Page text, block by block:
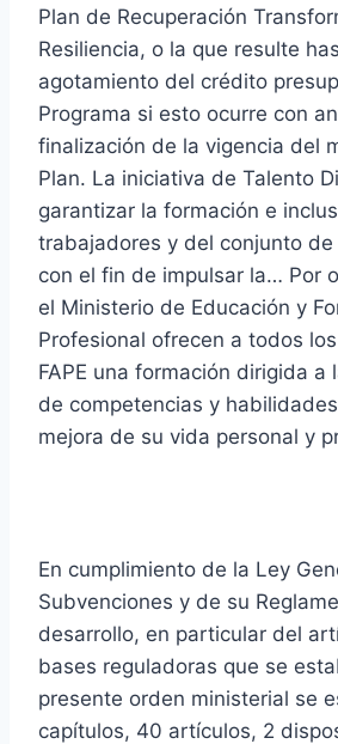
Plan de Recuperación
Resiliencia, o la que resulte
agotamiento del crédito
Programa si esto ocurre con
finalización de la vigencia del
Plan. La iniciativa de Talento
garantizar la formación e
trabajadores y del conjunto
con el fin de impulsar la… Por
el Ministerio de Educación y
Profesional ofrecen a todos
FAPE una formación dirigida a
de competencias y
mejora de su vida personal y
En cumplimiento de la Ley
Subvenciones y de su
desarrollo, en particular del
bases reguladoras que se
presente orden ministerial se
capítulos, 40 artículos, 2